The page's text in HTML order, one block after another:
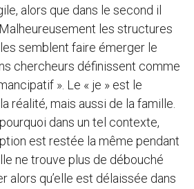
alors que dans le second il
les structures
semblent faire émerger le
chercheurs définissent comme
». Le « je » est le
réalité, mais aussi de la famille.
dans un tel contexte,
est restée la même pendant
ne trouve plus de débouché
alors qu’elle est délaissée dans